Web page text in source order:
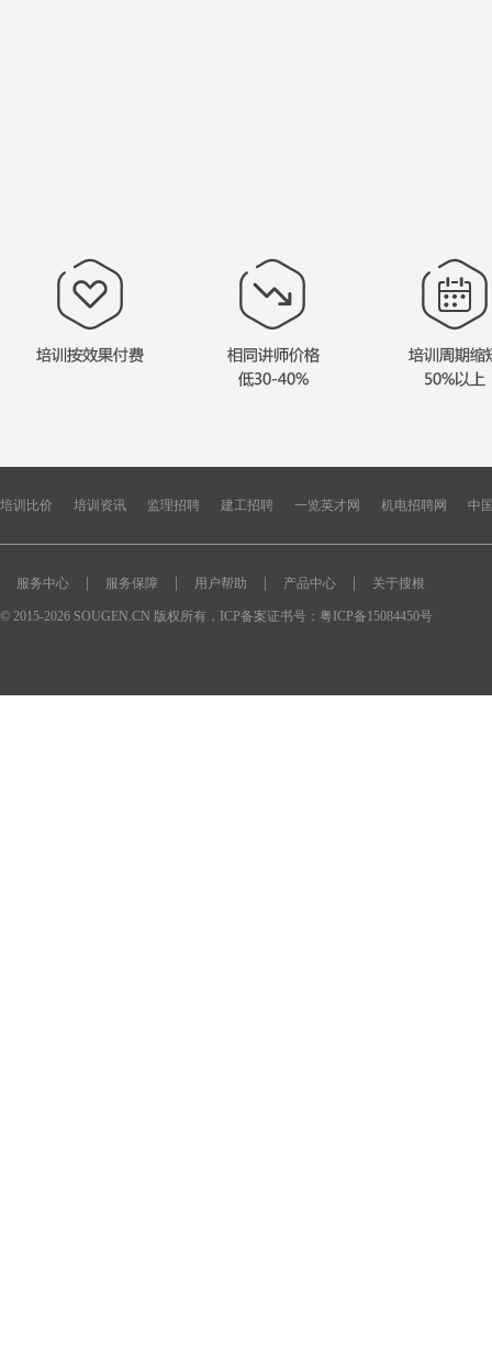
培训比价 培训资讯 监理招聘 建工招聘 一览英才网 机电招聘网 中
服务中心 服务保障 用户帮助 产品中心 关于搜根
© 2015-2026 SOUGEN.CN 版权所有，ICP备案证书号： 粤ICP备15084450号